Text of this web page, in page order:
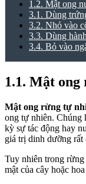
1.2. Mật ong
3.1. Dùng
3.2. Nhỏ vào
3.3. Dùng
3.4. Bỏ vào
1.1. Mật ong
Mật ong rừng tự
ong tự nhiên. Chúng
kỳ sự tác động hay
giá trị dinh dưỡng
Tuy nhiên trong
mật của cây hoặc